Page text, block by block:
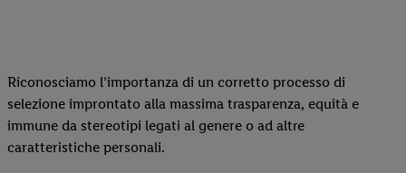
Riconosciamo l’importanza di un corretto processo di
selezione improntato alla massima trasparenza, equità e
immune da stereotipi legati al genere o ad altre
caratteristiche personali.